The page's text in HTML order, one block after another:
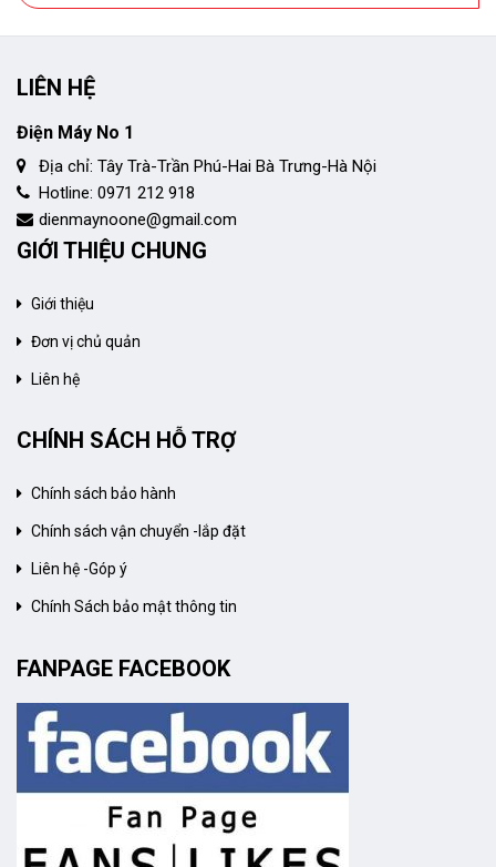
LIÊN HỆ
Điện Máy No 1
Địa chỉ: Tây Trà-Trần Phú-Hai Bà Trưng-Hà Nội
Hotline: 0971 212 918
dienmaynoone@gmail.com
GIỚI THIỆU CHUNG
Giới thiệu
Đơn vị chủ quản
Liên hệ
CHÍNH SÁCH HỖ TRỢ
Chính sách bảo hành
Chính sách vận chuyển -lắp đặt
Liên hệ -Góp ý
Chính Sách bảo mật thông tin
FANPAGE FACEBOOK